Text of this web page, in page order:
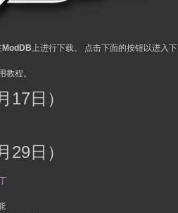
ModDB上进行下载。 点击下面的按钮以进入下
教程。
17日）
29日）